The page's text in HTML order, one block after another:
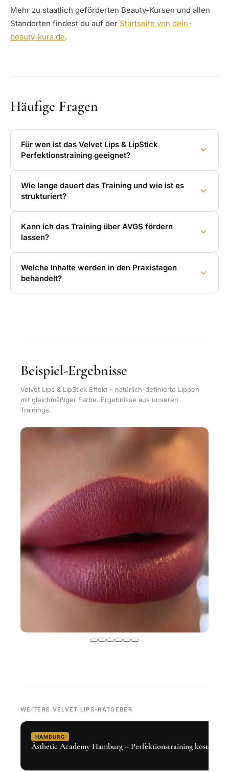
Mehr zu staatlich geförderten Beauty-Kursen und allen
Standorten findest du auf der Startseite von dein-
beauty-kurs.de.
Häufige Fragen
Für wen ist das Velvet Lips & LipStick
Perfektionstraining geeignet?
Wie lange dauert das Training und wie ist es
strukturiert?
Kann ich das Training über AVGS fördern
lassen?
Welche Inhalte werden in den Praxistagen
behandelt?
Beispiel-Ergebnisse
Velvet Lips & LipStick Effekt – natürlich-definierte Lippen
mit gleichmäßiger Farbe. Ergebnisse aus unseren
Trainings.
WEITERE VELVET LIPS-RATGEBER
HAMBURG
Ästhetic Academy Hamburg – Perfektionstraining kostenlos